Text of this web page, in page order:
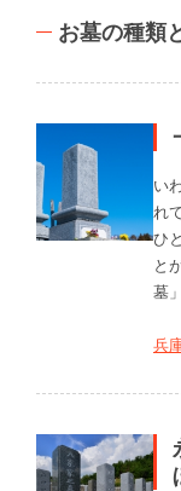
お墓の種類
い
れ
ひ
と
墓
兵